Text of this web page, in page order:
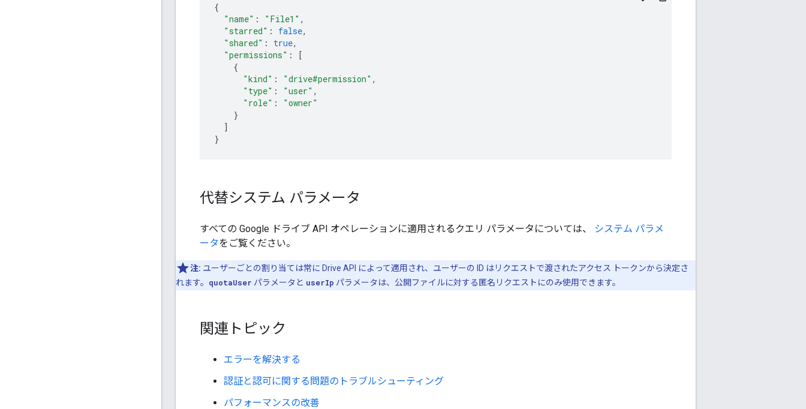
{
"name" : "File1" ,
"starred" : false,
"shared" : true,
"permissions" :
[
{
"kind" : "drive#permission" ,
"type" : "user" ,
"role" :
"owner"
}
]
}
代替システム パラメータ
すべての Google ドライブ API オペレーションに適用されるクエリ パラメータについては、
システム パラメ
ータをご覧ください。
注: ユーザーごとの割り当ては常に Drive API によって適用され、ユーザーの ID はリクエストで渡されたアクセス トークンから決定さ
れます。 quotaUser パラメータと userIp パラメータは、公開ファイルに対する匿名リクエストにのみ使用できます。
関連トピック
エラーを解決する
認証と認可に関する問題のトラブルシューティング
パフォーマンスの改善